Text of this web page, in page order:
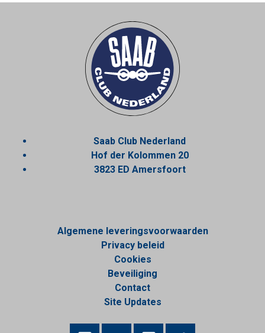
Saab Club Nederland
Hof der Kolommen 20
3823 ED Amersfoort
Algemene leveringsvoorwaarden
Privacy beleid
Cookies
Beveiliging
Contact
Site Updates